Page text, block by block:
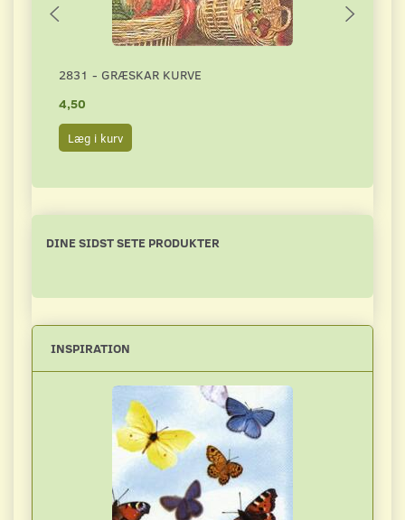
2831 - GRÆSKAR KURVE
4,50
Læg i kurv
DINE SIDST SETE PRODUKTER
INSPIRATION